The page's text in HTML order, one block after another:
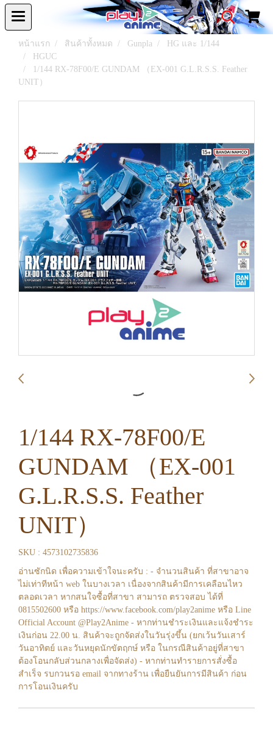
หน้าแรก สินค้าทั้งหมด Gunpla
HG และ 1/144
HGUC
1/144 RX-78F00/E GUNDAM （EX-001 G.L.R.S.S. Feather
UNIT）
1/144 RX-78F00/E
GUNDAM （EX-001
G.L.R.S.S. Feather
UNIT）
SKU : 4573102735836
อ่านซักนิด เพื่อความเข้าใจนะครับ : - จำนวนสินค้า ที่สาขาอาจ
ไม่เท่าทีหน้า web ในบางเวลา เนื่องจากสินค้ามีการเคลือนไหว
ตลอดเวลา หากสนใจซื้อที่สาขา สามารถ ตรวจสอบ ได้ที่
0815502600 หรือ https://www.facebook.com/play2anime หรือ Line
Official Account @Play2Anime - หากท่านชำระเงินและแจ้งชำระ
เงินก่อน 22.00 น. สินค้าจะถูกจัดส่งในวันรุ่งขึ้น (ยกเว้นวันเสาร์
วันอาทิตย์ และวันหยุดนักขัตฤกษ์ หรือ ในกรณีสินค้าอยู่ที่สาขา
ต้องโอนกลับส่วนกลางเพื่อจัดส่ง) - หากท่านทำรายการสั่งซื้อ
สำเร็จ รบกวนรอ email จากทางร้าน เพื่อยืนยันการมีสินค้า ก่อน
การโอนเงินครับ